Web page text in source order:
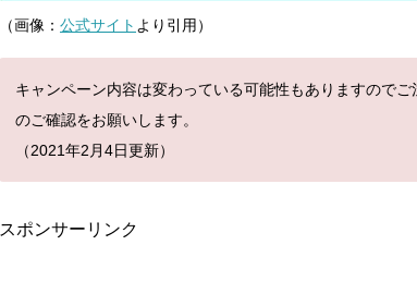
（画像： 公式サイト より引用）
キャンペーン内容は変わっている可能性もありますので
のご確認をお願いします。
（2021年2月4日更新）
スポンサーリンク